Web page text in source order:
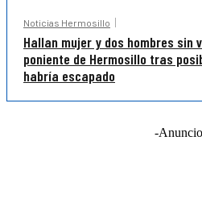
Noticias Hermosillo
Hallan mujer y dos hombres sin
poniente de Hermosillo tras
habría escapado
-